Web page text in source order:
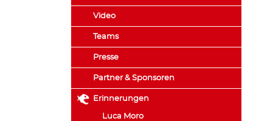
Video
Teams
Presse
Partner & Sponsoren
Erinnerungen
Luca Moro